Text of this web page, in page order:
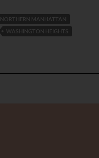
NORTHERN MANHATTAN
WASHINGTON HEIGHTS